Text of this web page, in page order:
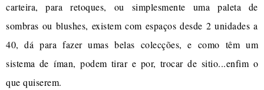
carteira, para retoques, ou simplesmente uma paleta de
sombras ou blushes, existem com espaços desde 2 unidades a
40, dá para fazer umas belas colecções, e como têm um
sistema de íman, podem tirar e por, trocar de sitio...enfim o
que quiserem.